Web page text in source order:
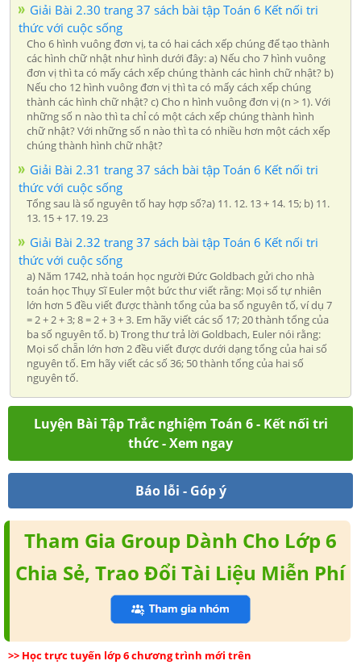
Giải Bài 2.30 trang 37 sách bài tập Toán 6 Kết nối tri
thức với cuộc sống
Cho 6 hình vuông đơn vị, ta có hai cách xếp chúng để tạo thành
các hình chữ nhật như hình dưới đây: a) Nếu cho 7 hình vuông
đơn vị thì ta có mấy cách xếp chúng thành các hình chữ nhật? b)
Nếu cho 12 hình vuông đơn vị thì ta có mấy cách xếp chúng
thành các hình chữ nhật? c) Cho n hình vuông đơn vị (n > 1). Với
những số n nào thì ta chỉ có một cách xếp chúng thành hình
chữ nhật? Với những số n nào thì ta có nhiều hơn một cách xếp
chúng thành hình chữ nhật?
Giải Bài 2.31 trang 37 sách bài tập Toán 6 Kết nối tri
thức với cuộc sống
Tổng sau là số nguyên tố hay hợp số?a) 11. 12. 13 + 14. 15; b) 11.
13. 15 + 17. 19. 23
Giải Bài 2.32 trang 37 sách bài tập Toán 6 Kết nối tri
thức với cuộc sống
a) Năm 1742, nhà toán học người Đức Goldbach gửi cho nhà
toán học Thụy Sĩ Euler một bức thư viết rằng: Mọi số tự nhiên
lớn hơn 5 đều viết được thành tổng của ba số nguyên tố, ví dụ 7
= 2 + 2 + 3; 8 = 2 + 3 + 3. Em hãy viết các số 17; 20 thành tổng của
ba số nguyên tố. b) Trong thư trả lời Goldbach, Euler nói rằng:
Mọi số chẵn lớn hơn 2 đều viết được dưới dạng tổng của hai số
nguyên tố. Em hãy viết các số 36; 50 thành tổng của hai số
nguyên tố.
Luyện Bài Tập Trắc nghiệm Toán 6 - Kết nối tri
thức - Xem ngay
Báo lỗi - Góp ý
Tham Gia Group Dành Cho Lớp 6
Chia Sẻ, Trao Đổi Tài Liệu Miễn Phí
>> Học trực tuyến lớp 6 chương trình mới trên